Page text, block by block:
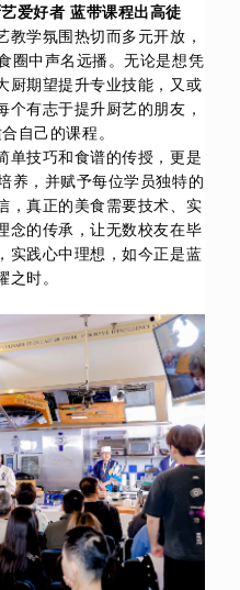
爱好者 蓝带课程出高徒
学氛围热切而多元开放，
圈中声名远播。无论是想凭
厨期望提升专业技能，又或
有志于提升厨艺的朋友，
自己的课程。
单技巧和食谱的传授，更是
养，并赋予每位学员独特的
，真正的美食需要技术、实
念的传承，让无数校友在毕
实践心中理想，如今正是蓝
之时。